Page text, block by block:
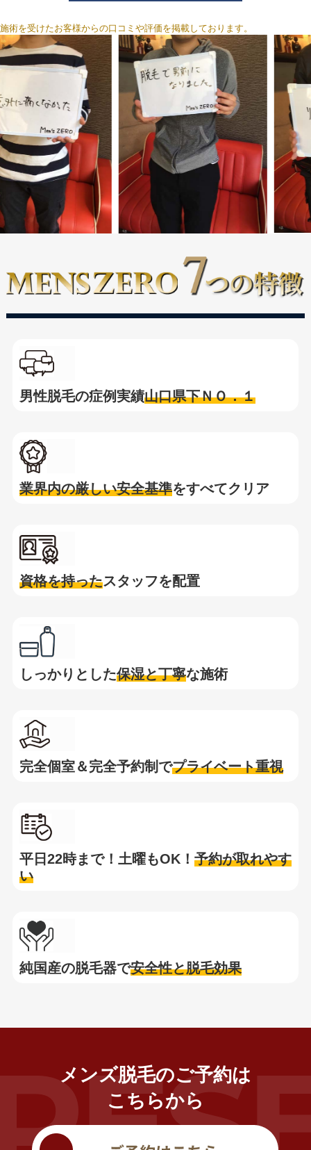
施術を受けたお客様からの口コミや評価を掲載しております。
男性脱毛の症例実績山口県下ＮＯ．１
業界内の厳しい安全基準をすべてクリア
資格を持ったスタッフを配置
しっかりとした保湿と丁寧な施術
完全個室＆完全予約制でプライベート重視
平日22時まで！土曜もOK！ 予約が取れやす
い
純国産の脱毛器で安全性と脱毛効果
メンズ脱毛のご予約は
こちらから